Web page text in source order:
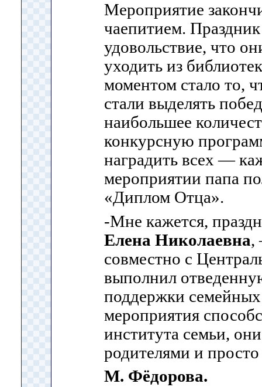
Мероприятие
чаепитием.
удовольствие, что
уходить из
моментом стало то,
стали выделять
наибольшее
конкурсную
наградить всех —
мероприятии папа
«Диплом Отца».
-Мне кажется,
Елена Николаевна,
совместно с
выполнил
поддержки
мероприятия
института семьи,
родителями и
М. Фёдорова.